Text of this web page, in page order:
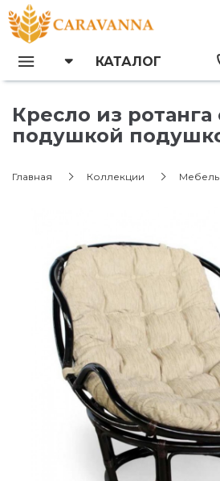
КАТАЛОГ
Кресло из ротанга
подушкой
Главная Коллекции Мебель